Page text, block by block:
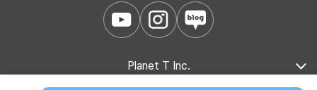
Planet T Inc.